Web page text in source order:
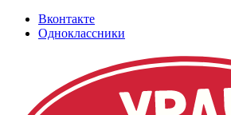
Вконтакте
Одноклассники